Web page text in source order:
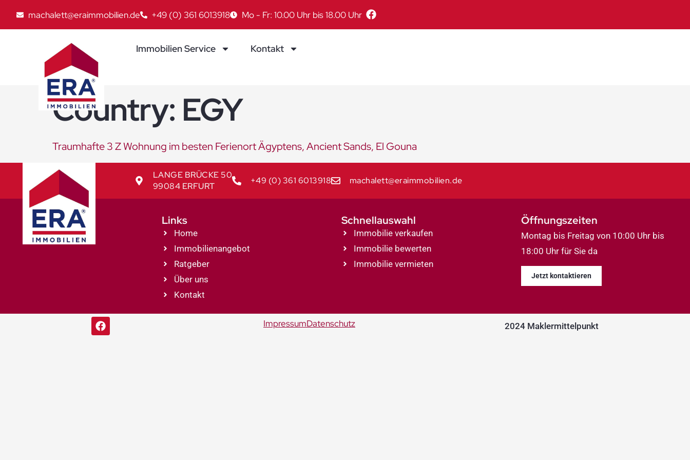
machalett@eraimmobilien.de +49 (0) 361 6013918 Mo - Fr: 10.00 Uhr bis 18.00 Uhr
Immobilien Service Kontakt
Country: EGY
Traumhafte 3 Z Wohnung im besten Ferienort Ägyptens, Ancient Sands, El Gouna
LANGE BRÜCKE 50
99084 ERFURT
+49 (0) 361 6013918 machalett@eraimmobilien.de
Links
Home
Immobilienangebot
Ratgeber
Über uns
Kontakt
Schnellauswahl
Immobilie verkaufen
Immobilie bewerten
Immobilie vermieten
Öffnungszeiten
Montag bis Freitag von 10:00 Uhr bis
18:00 Uhr für Sie da
Jetzt kontaktieren
ImpressumDatenschutz 2024 Maklermittelpunkt